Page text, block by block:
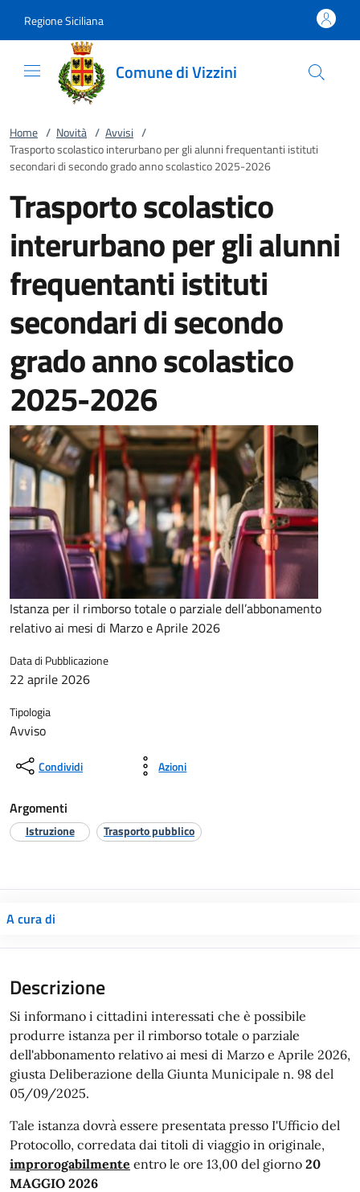
Regione Siciliana
Comune di Vizzini
Home / Novità / Avvisi /
Trasporto scolastico interurbano per gli alunni frequentanti istituti
secondari di secondo grado anno scolastico 2025-2026
Trasporto scolastico
interurbano per gli alunni
frequentanti istituti
secondari di secondo
grado anno scolastico
2025-2026
Istanza per il rimborso totale o parziale dell’abbonamento
relativo ai mesi di Marzo e Aprile 2026
Data di Pubblicazione
22 aprile 2026
Tipologia
Avviso
Condividi Azioni
Argomenti
Istruzione Trasporto pubblico
A cura di
Si informano i cittadini interessati che è possibile
produrre istanza per il rimborso totale o parziale
dell'abbonamento relativo ai mesi di Marzo e Aprile 2026,
giusta Deliberazione della Giunta Municipale n. 98 del
05/09/2025.
Tale istanza dovrà essere presentata presso I'Ufficio del
Protocollo, corredata dai titoli di viaggio in originale,
improrogabilmente entro le ore 13,00 del giorno 20
MAGGIO 2026